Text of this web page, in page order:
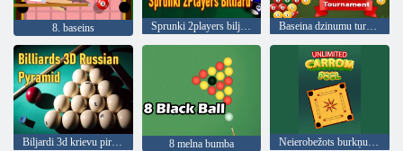
8. baseins Sprunki 2players biljards Baseina dzinumu turnīrs
Biljardi 3d krievu piramīda 8 melna bumba Neierobežots burkņu baseins